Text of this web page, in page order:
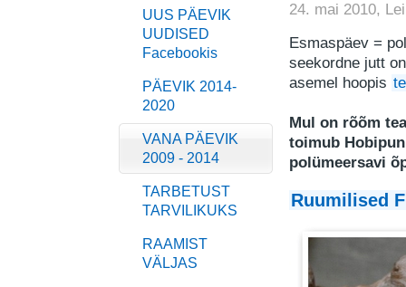
UUS PÄEVIK
UUDISED
Facebookis
PÄEVIK 2014-
2020
VANA PÄEVIK
2009 - 2014
TARBETUST
TARVILIKUKS
RAAMIST
VÄLJAS
24. mai 2010,
Esmaspäev =
seekordne jutt
asemel hoopis
Mul on rõõm
toimub
polümeersavi
Ruumilised